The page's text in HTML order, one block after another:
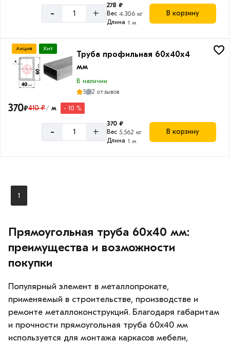
- +
278 ₽
Вес 4.306 кг
Длина 1 м
В корзину
Акция Хит
Труба профильная 60х40х4
мм
В наличии
5
2 отзывов
370₽410 ₽/ м - 10 %
- +
370 ₽
Вес 5.562 кг
Длина 1 м
В корзину
1
Прямоугольная труба 60х40 мм:
преимущества и возможности
покупки
Популярный элемент в металлопрокате,
применяемый в строительстве, производстве и
ремонте металлоконструкций. Благодаря габаритам
и прочности прямоугольная труба 60х40 мм
используется для монтажа каркасов мебели,